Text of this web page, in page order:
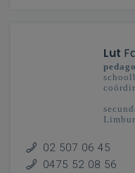
Lut
02 507 06 45
0475 52 08 56